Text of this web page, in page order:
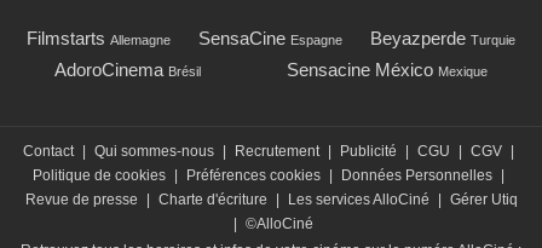
Filmstarts Allemagne SensaCine Espagne Beyazperde Turquie
AdoroCinema Brésil Sensacine México Mexique
Contact Qui sommes-nous Recrutement Publicité CGU CGV
Politique de cookies
Préférences cookies Données Personnelles
Revue de presse
Charte d'écriture Les services AlloCiné
Gérer Utiq
©AlloCiné